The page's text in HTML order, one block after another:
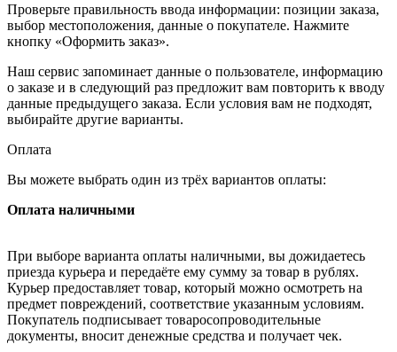
Проверьте правильность ввода информации: позиции заказа,
выбор местоположения, данные о покупателе. Нажмите
кнопку «Оформить заказ».
Наш сервис запоминает данные о пользователе, информацию
о заказе и в следующий раз предложит вам повторить к вводу
данные предыдущего заказа. Если условия вам не подходят,
выбирайте другие варианты.
Оплата
Вы можете выбрать один из трёх вариантов оплаты:
Оплата наличными
При выборе варианта оплаты наличными, вы дожидаетесь
приезда курьера и передаёте ему сумму за товар в рублях.
Курьер предоставляет товар, который можно осмотреть на
предмет повреждений, соответствие указанным условиям.
Покупатель подписывает товаросопроводительные
документы, вносит денежные средства и получает чек.